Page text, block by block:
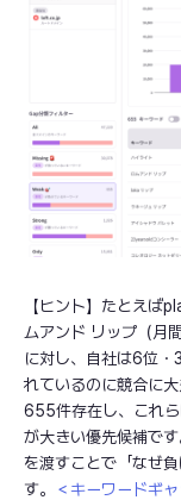
【ヒント】たとえ
ムアンド リップ（月
に対し、自社は6位
れているのに競合に
655件存在し、これ
が大きい優先候補で
を渡すことで「なぜ
す。
＜キーワードギ